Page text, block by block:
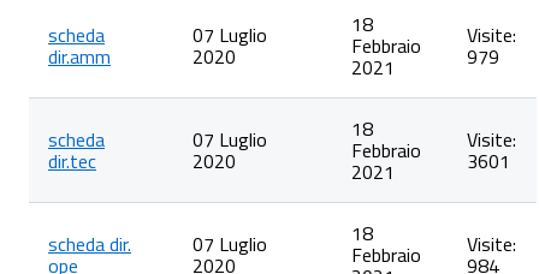
scheda
dir.amm
07 Luglio
2020
18
Febbraio
2021
Visite:
979
scheda
dir.tec
07 Luglio
2020
18
Febbraio
2021
Visite:
3601
scheda dir.
ope
07 Luglio
2020
18
Febbraio Visite:
984